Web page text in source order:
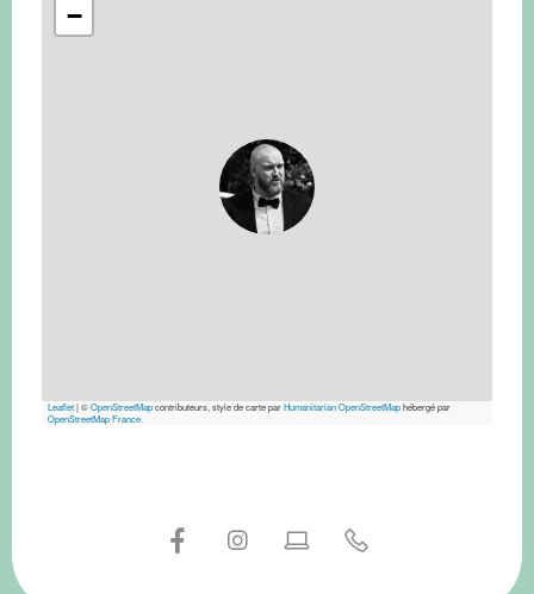
−
Leaflet|©OpenStreetMapcontributeurs, style de carte parHumanitarian OpenStreetMaphébergé par
OpenStreetMap France